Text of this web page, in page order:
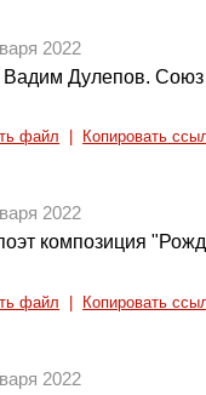
2022
Вадим Дулепов. Союз
файл Копировать
2022
композиция
файл Копировать
2022